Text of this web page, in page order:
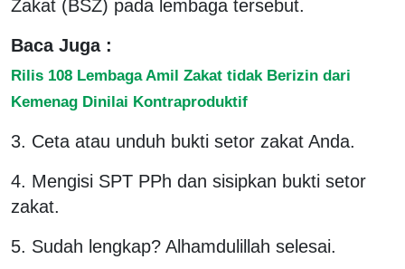
Zakat (BSZ) pada lembaga tersebut.
Baca Juga :
Rilis 108 Lembaga Amil Zakat tidak Berizin dari
Kemenag Dinilai Kontraproduktif
3. Ceta atau unduh bukti setor zakat Anda.
4. Mengisi SPT PPh dan sisipkan bukti setor
zakat.
5. Sudah lengkap? Alhamdulillah selesai.